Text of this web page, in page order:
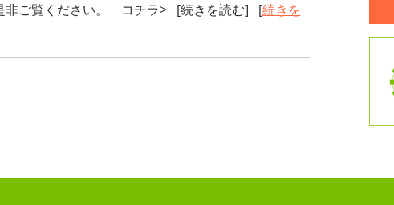
非ご覧ください。 コチラ> [続きを読む] [続きを